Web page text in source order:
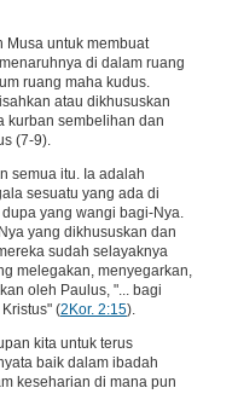
Musa untuk membuat
di dalam ruang
ruang maha kudus.
atau dikhususkan
kurban sembelihan dan
(7-9).
semua itu. Ia adalah
sesuatu yang ada di
yang wangi bagi-Nya.
yang dikhususkan dan
sudah selayaknya
melegakan, menyegarkan,
oleh Paulus, "... bagi
(2Kor. 2:15).
kita untuk terus
baik dalam ibadah
keseharian di mana pun